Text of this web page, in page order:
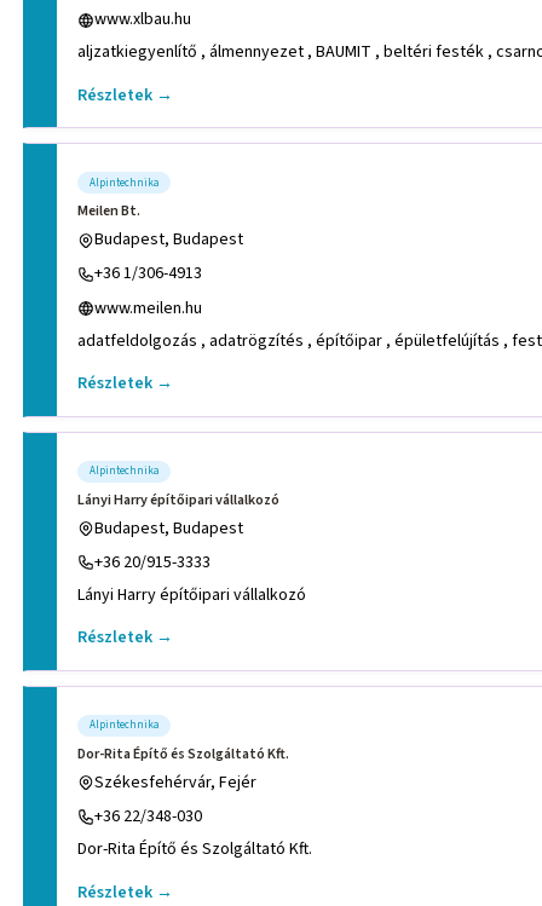
www.xlbau.hu
aljzatkiegyenlítő , álmennyezet , BAUMIT , beltéri festék ,
Részletek →
Alpintechnika
Meilen Bt.
Budapest, Budapest
+36 1/306-4913
www.meilen.hu
adatfeldolgozás , adatrögzítés , építőipar , épületfelújítás ,
Részletek →
Alpintechnika
Lányi Harry építőipari vállalkozó
Budapest, Budapest
+36 20/915-3333
Lányi Harry építőipari vállalkozó
Részletek →
Alpintechnika
Dor-Rita Építő és Szolgáltató Kft.
Székesfehérvár, Fejér
+36 22/348-030
Dor-Rita Építő és Szolgáltató Kft.
Részletek →